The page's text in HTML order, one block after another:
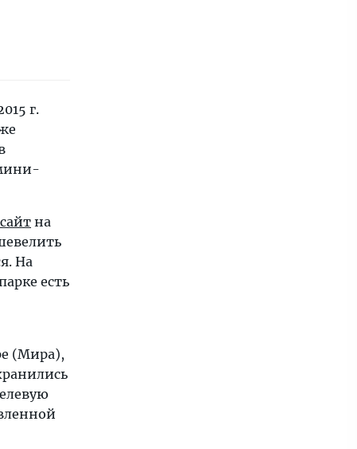
г.
на
На
есть
(Мира),